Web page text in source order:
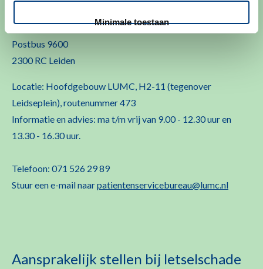
Minimale toestaan
T.a.v. Patiëntenservicebureau
Postbus 9600
2300 RC Leiden
Locatie: Hoofdgebouw LUMC, H2-11 (tegenover
Leidseplein), routenummer 473
Informatie en advies: ma t/m vrij van 9.00 - 12.30 uur en
13.30 - 16.30 uur.
Telefoon: 071 526 29 89
Stuur een e-mail naarpatientenservicebureau@lumc.nl
Aansprakelijk stellen bij letselschade